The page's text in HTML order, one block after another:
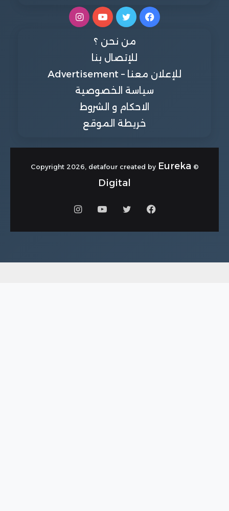
فيسبوكتويتر يوتيوبانستقرام
من نحن ؟
للإتصال بنا
للإعلان معنا – Advertisement
سياسة الخصوصية
الاحكام و الشروط
خريطة الموقع
© Copyright 2026, detafour created by
Eureka
Digital
فيسبوكتويتر يوتيوبانستقرام